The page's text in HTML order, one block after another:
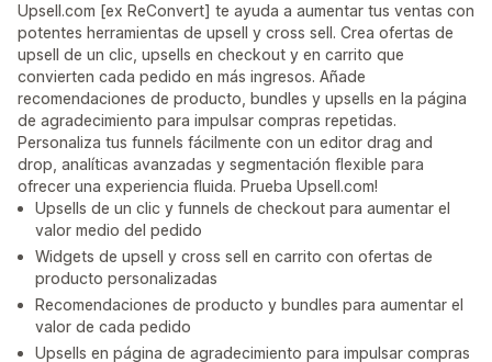
Upsell.com [ex ReConvert] te ayuda a aumentar tus ventas con
potentes herramientas de upsell y cross sell. Crea ofertas de
upsell de un clic, upsells en checkout y en carrito que
convierten cada pedido en más ingresos. Añade
recomendaciones de producto, bundles y upsells en la página
de agradecimiento para impulsar compras repetidas.
Personaliza tus funnels fácilmente con un editor drag and
drop, analíticas avanzadas y segmentación flexible para
ofrecer una experiencia fluida. Prueba Upsell.com!
Upsells de un clic y funnels de checkout para aumentar el
valor medio del pedido
Widgets de upsell y cross sell en carrito con ofertas de
producto personalizadas
Recomendaciones de producto y bundles para aumentar el
valor de cada pedido
Upsells en página de agradecimiento para impulsar compras